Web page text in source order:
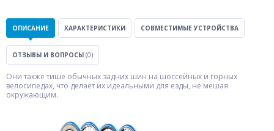
ОПИСАНИЕ ХАРАКТЕРИСТИКИ СОВМЕСТИМЫЕ УСТРОЙСТВА
ОТЗЫВЫ И ВОПРОСЫ (0)
Они также тише обычных задних шин на шоссейных и горных
велосипедах, что делает их идеальными для езды, не мешая
окружающим.